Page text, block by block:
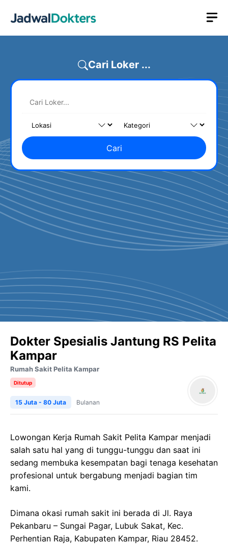
Cari Loker ...
Cari
Dokter Spesialis Jantung RS Pelita
Kampar
Rumah Sakit Pelita Kampar
Ditutup
15 Juta - 80 Juta Bulanan
Lowongan Kerja Rumah Sakit Pelita Kampar menjadi
salah satu hal yang di tunggu-tunggu dan saat ini
sedang membuka kesempatan bagi tenaga kesehatan
profesional untuk bergabung menjadi bagian tim
kami.
Dimana okasi rumah sakit ini berada di Jl. Raya
Pekanbaru – Sungai Pagar, Lubuk Sakat, Kec.
Perhentian Raja, Kabupaten Kampar, Riau 28452.